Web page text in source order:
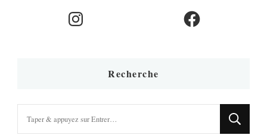
Instagram Facebook
Recherche
recherchiez